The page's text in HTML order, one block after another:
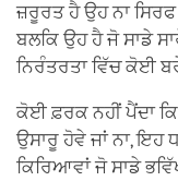
ਜ਼ਰੂਰਤ ਹੈ ਉਹ ਨਾ
ਬਲਕਿ ਉਹ ਹੈ ਜੋ ਸਾਡੇ
ਨਿਰੰਤਰਤਾ ਵਿੱਚ ਕੋਈ
ਕੋਈ ਫ਼ਰਕ ਨਹੀਂ ਪੈਂਦਾ ਕਿ
ਉਸਾਰੂ ਹੋਵੇ ਜਾਂ ਨਾ, ਇਹ
ਕਿਰਿਆਵਾਂ ਜੋ ਸਾਡੇ